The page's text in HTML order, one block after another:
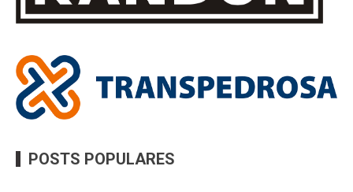
POSTS POPULARES